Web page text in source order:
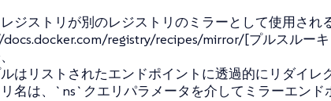
ジストリが別のレジストリのミラーとして使用され
registry/recipes/mirror/[プルスルー
はリストされたエンドポイントに透過的にリダイレ
名は、`ns`クエリパラメータを介してミラーエンド